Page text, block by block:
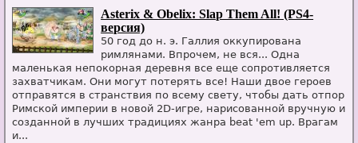
Asterix & Obelix: Slap Them All! (PS4-
версия)
50 год до н. э. Галлия оккупирована
римлянами. Впрочем, не вся... Одна
маленькая непокорная деревня все еще сопротивляется
захватчикам. Они могут потерять все! Наши двое героев
отправятся в странствия по всему свету, чтобы дать отпор
Римской империи в новой 2D-игре, нарисованной вручную и
созданной в лучших традициях жанра beat 'em up. Врагам
и...